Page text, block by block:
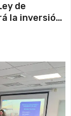
de
la inversión